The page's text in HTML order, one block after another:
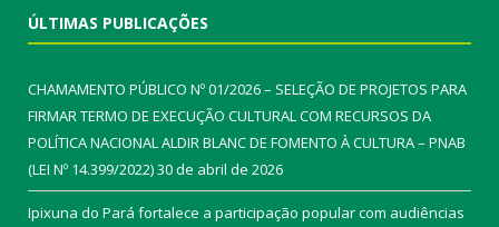
ÚLTIMAS PUBLICAÇÕES
CHAMAMENTO PÚBLICO Nº 01/2026 – SELEÇÃO DE PROJETOS PARA
FIRMAR TERMO DE EXECUÇÃO CULTURAL COM RECURSOS DA
POLÍTICA NACIONAL ALDIR BLANC DE FOMENTO À CULTURA – PNAB
(LEI Nº 14.399/2022)30 de abril de 2026
Ipixuna do Pará fortalece a participação popular com audiências